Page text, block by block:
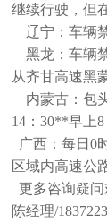
继续行驶，但
辽宁：车辆
黑龙：车辆
从齐甘高速黑
内蒙古：包
14：30**早上8
广西：每日0
区域内高速公
更多咨询疑问
陈经理/